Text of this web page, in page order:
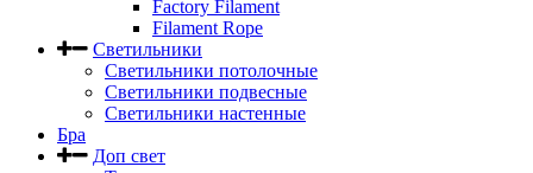
Factory Filament
Filament Rope
Светильники
Светильники потолочные
Светильники подвесные
Светильники настенные
Бра
Доп свет